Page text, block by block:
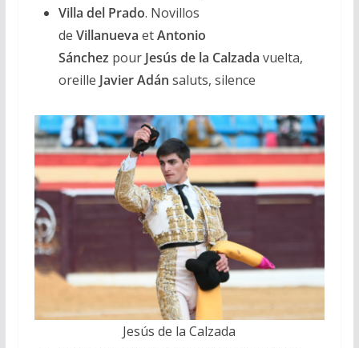
Villa del Prado. Novillos
de Villanueva etAntonio
Sánchez pour Jesús de la Calzada vuelta,
oreille Javier Adán saluts, silence
Jesús de la Calzada